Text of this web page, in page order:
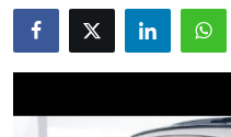
Bakım & Arıza Çözümleri
İkinci El & Ekspertiz
Muayene & Emisyon